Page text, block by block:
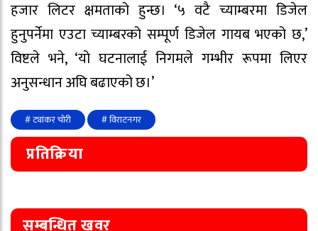
हजार लिटर क्षमताको हुन्छ। ‘५ वटै च्याम्बरमा डिजेल
हुनुपर्नेमा एउटा च्याम्बरको सम्पूर्ण डिजेल गायब भएको छ,’
विष्टले भने, ‘यो घटनालाई निगमले गम्भीर रूपमा लिएर
अनुसन्धान अघि बढाएको छ।’
# ट्यांकर चोरी # विराटनगर
प्रतिक्रिया
सम्बन्धित खवर